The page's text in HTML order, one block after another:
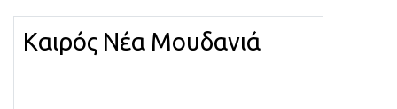
Καιρός Νέα Μουδανιά